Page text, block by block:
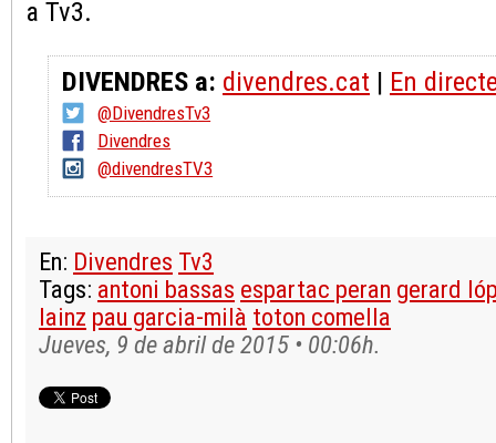
a Tv3.
DIVENDRES a: divendres.cat | En
@DivendresTv3
Divendres
@divendresTV3
En: Divendres Tv3
Tags: antoni bassas espartac peran gerard
lainz pau garcia-milà toton comella
Jueves, 9 de abril de 2015 • 00:06h.